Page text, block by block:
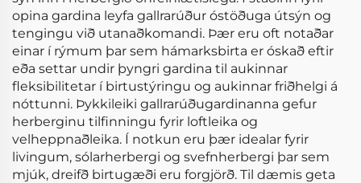
opina gardina leyfa gallrarúður óstöðuga útsýn og
tengingu við utanaðkomandi. Þær eru oft notaðar
einar í rýmum þar sem hámarksbirta er óskað eftir
eða settar undir þyngri gardina til aukinnar
fleksibilitetar í birtustýringu og aukinnar friðhelgi á
nóttunni. Þykkileiki gallrarúðugardinanna gefur
herberginu tilfinningu fyrir loftleika og
velheppnaðleika. Í notkun eru þær idealar fyrir
livingum, sólarherbergi og svefnherbergi þar sem
mjúk, dreifð birtugæði eru forgjörð. Til dæmis geta